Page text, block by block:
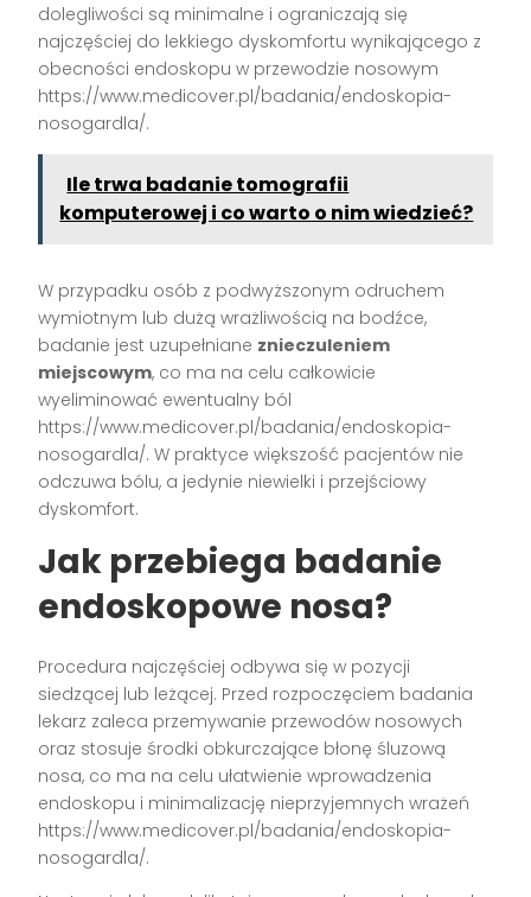
dolegliwości są minimalne i ograniczają się
najczęściej do lekkiego dyskomfortu wynikającego z
obecności endoskopu w przewodzie nosowym
https://www.medicover.pl/badania/endoskopia-
nosogardla/.
Ile trwa badanie tomografii
komputerowej i co warto o nim wiedzieć?
W przypadku osób z podwyższonym odruchem
wymiotnym lub dużą wrażliwością na bodźce,
badanie jest uzupełniane znieczuleniem
miejscowym, co ma na celu całkowicie
wyeliminować ewentualny ból
https://www.medicover.pl/badania/endoskopia-
nosogardla/. W praktyce większość pacjentów nie
odczuwa bólu, a jedynie niewielki i przejściowy
dyskomfort.
Jak przebiega badanie
endoskopowe nosa?
Procedura najczęściej odbywa się w pozycji
siedzącej lub leżącej. Przed rozpoczęciem badania
lekarz zaleca przemywanie przewodów nosowych
oraz stosuje środki obkurczające błonę śluzową
nosa, co ma na celu ułatwienie wprowadzenia
endoskopu i minimalizację nieprzyjemnych wrażeń
https://www.medicover.pl/badania/endoskopia-
nosogardla/.